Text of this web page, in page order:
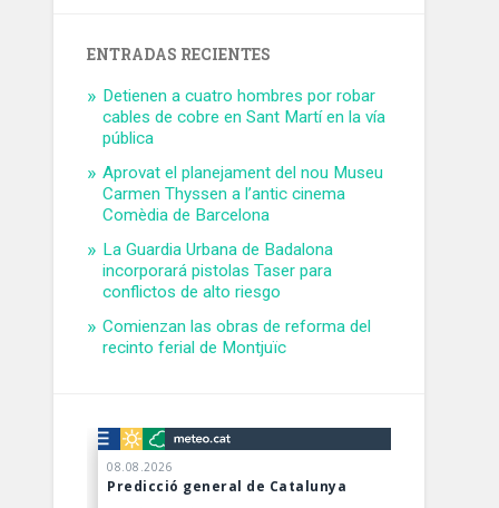
ENTRADAS RECIENTES
Detienen a cuatro hombres por robar
cables de cobre en Sant Martí en la vía
pública
Aprovat el planejament del nou Museu
Carmen Thyssen a l’antic cinema
Comèdia de Barcelona
La Guardia Urbana de Badalona
incorporará pistolas Taser para
conflictos de alto riesgo
Comienzan las obras de reforma del
recinto ferial de Montjuïc